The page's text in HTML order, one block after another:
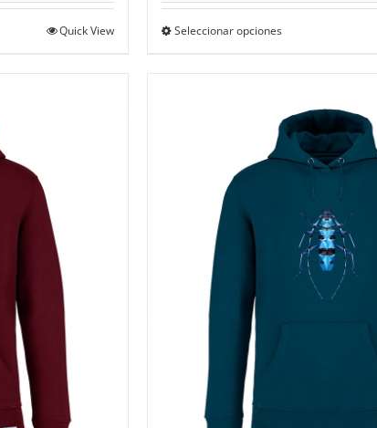
Quick View Seleccionar opcionesEste
variantes.
Las
opciones
se
pueden
elegir
página
de
producto